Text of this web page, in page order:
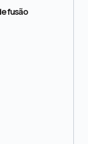
fusão